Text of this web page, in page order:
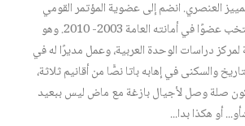
العنصري. انضم إلى عضوية المؤتمر القومي
العربي عام 2000 وانتخب عضوًا في أمانته العامة 2003- 2010. وهو
لمركز دراسات الوحدة العربية، وعمل مديرًا له في
بالتاريخ والسكنى في إهابه باتا نصًّا من أقانيم ثلاثة،
صلة وصل لأجيال بازغة مع ماض ليس ببعيد
أو هكذا بدا...